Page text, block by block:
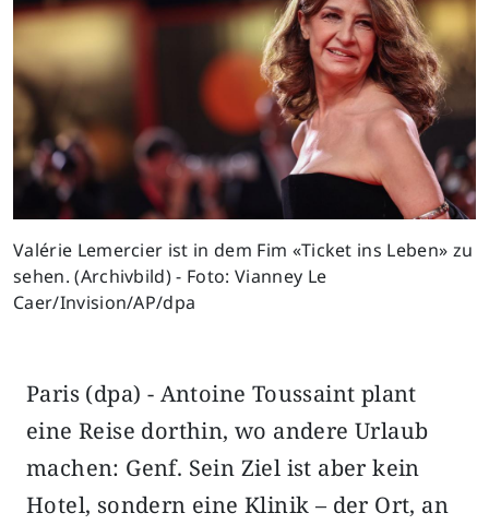
Valérie Lemercier ist in dem Fim «Ticket ins Leben» zu
sehen. (Archivbild) - Foto: Vianney Le
Caer/Invision/AP/dpa
Paris (dpa) - Antoine Toussaint plant
eine Reise dorthin, wo andere Urlaub
machen: Genf. Sein Ziel ist aber kein
Hotel, sondern eine Klinik – der Ort, an